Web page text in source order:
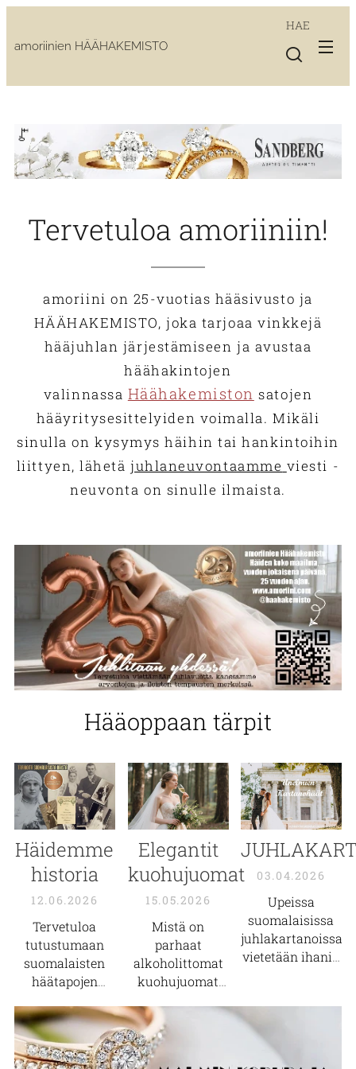
amoriinien HÄÄHAKEMISTO
HAE
Tervetuloa amoriiniin!
amoriini on 25-vuotias hääsivusto ja
HÄÄHAKEMISTO, joka tarjoaa vinkkejä
hääjuhlan järjestämiseen ja avustaa
häähakintojen
valinnassa Häähakemiston satojen
hääyritysesittelyiden voimalla. Mikäli
sinulla on kysymys häihin tai hankintoihin
liittyen, lähetäjuhlaneuvontaamme viesti -
neuvonta on sinulle ilmaista.
Hääoppaan tärpit
Häidemme
historia
12.06.2026
Tervetuloa
tutustumaan
suomalaisten
häätapojen
vierailulle
Virtuaaliseen
häämuseoon!
Elegantit
kuohujuomat
15.05.2026
Mistä on
parhaat
alkoholittomat
kuohujuomat
Metsiemme
aarteista,
kotimaisista
03.04.2026
Upeissa
suomalaisissa
juhlakartanoissa
vietetään ihania
Tutustu ja
kauniiden ja